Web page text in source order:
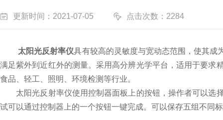
更新时间：2021-07-05 点击次数：2284
太阳光反射率仪具有较高的灵敏度与宽动态范围，使其成
满足紫外到近红外的测量。采用高分辨光学平台，适用于要求
食品、轻工、照明、环境检测等行业。
太阳光反射率仪使用控制器面板上的按钮，操作者可以选择
试可以通过控制器上的一个按钮一键完成。可以保存五组不同